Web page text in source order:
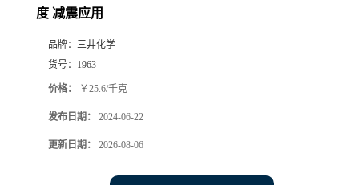
度 减震应用
品牌： 三井化学
货号： 1963
价格： ￥25.6/千克
发布日期： 2024-06-22
更新日期： 2026-08-06